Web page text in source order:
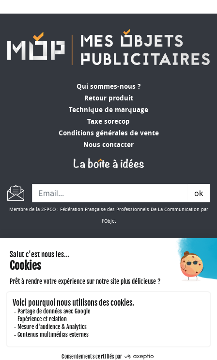
Qui sommes-nous ?
Retour produit
Technique de marquage
Taxe sorecop
Conditions générales de vente
Nous contacter
ok
Membre de la 2FPCO : Fédération Française des Professionnels De La Communication par
l'Objet
Mentions légales